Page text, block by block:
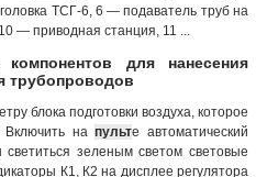
ТСГ-6, 6 — подаватель труб на
— приводная станция, 11 ...
для нанесения
трубопроводов
блока подготовки воздуха, которое
Включить напульте автоматический
зеленым светом световые
К1, К2 на дисплее регулятора